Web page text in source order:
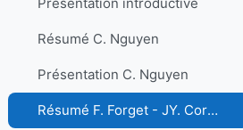
Présentation introductive
Résumé C. Nguyen
Présentation C. Nguyen
Résumé F. Forget - JY. Cornu